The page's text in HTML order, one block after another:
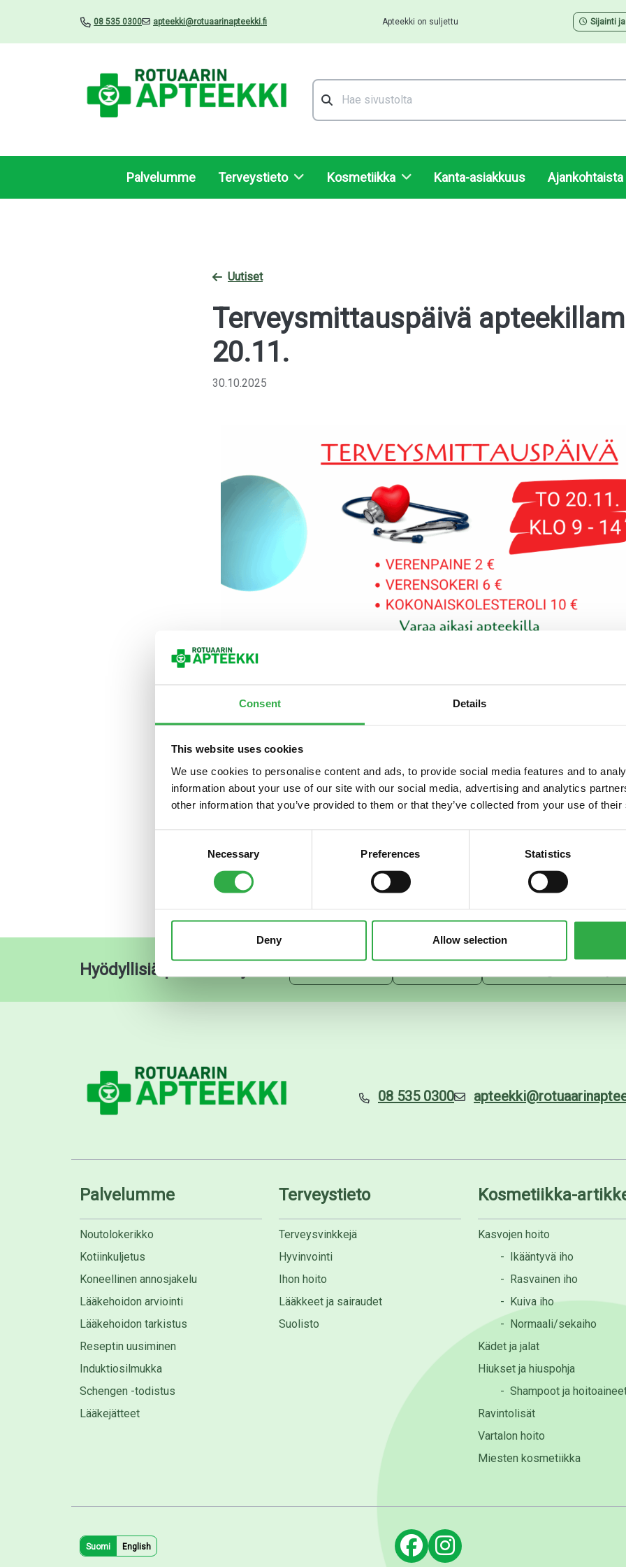
Consent Details
This website uses cookies
We use cookies to personalise content and ads, to provide social media features and to
information about your use of our site with our social media, advertising and analytics
other information that you’ve provided to them or that they’ve collected from your use of
Necessary Preferences Statistics
Deny Allow selection
08 535 0300 apteekki@rotuaarinapteekki.fi Apteekki on suljettu Sijainti
Hae
Palvelumme Terveystieto Kosmetiikka Kanta-asiakkuus Ajankohtaista
Uutiset
Terveysmittauspäivä
20.11.
30.10.2025
Terveysmittauspäivä apteekillamme 20.11.2025 rotuaarilla Oulun keskustassa.
veriarvosi?Oulun Sydänyhdistys
varaa aikasi jo nyt, koska mittausaikoja on rajoitetusti. Voit varata ajan soittamalla
kolesterolinjatyypin 2 diabeteksen hoidosta. Tervetuloa mittauksiin!
Hyödyllisiä pikalinkkejä
08 535 0300
Palvelumme
Noutolokerikko
Kotiinkuljetus
Koneellinen annosjakelu
Lääkehoidon arviointi
Lääkehoidon tarkistus
Reseptin uusiminen
Induktiosilmukka
Schengen -todistus
Lääkejätteet
Terveystieto
Terveysvinkkejä
Hyvinvointi
Ihon hoito
Lääkkeet ja sairaudet
Suolisto
Kosmetiikka-
Kasvojen hoito
- Ikääntyvä iho
- Rasvainen iho
- Kuiva iho
- Normaali/sekaiho
Kädet ja jalat
Hiukset ja hiuspohja
- Shampoot ja
Ravintolisät
Vartalon hoito
Miesten kosmetiikka
Suomi English